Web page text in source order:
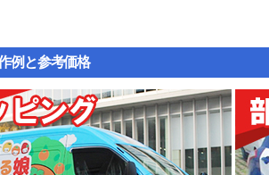
例と参考価格